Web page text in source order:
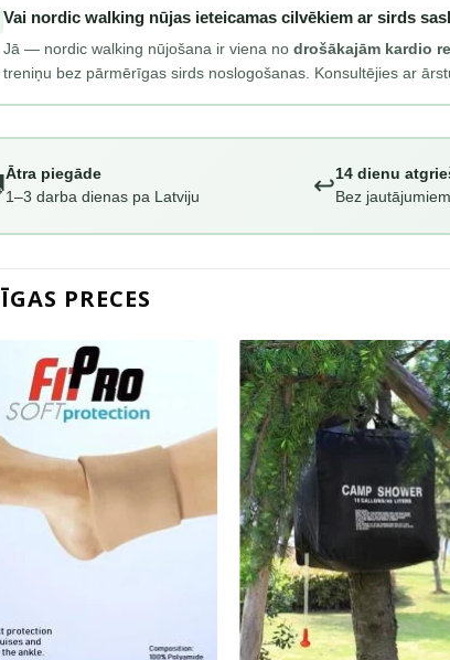
Vai nordic walking nūjas ieteicamas cilvēkiem ar sirds
Jā — nordic walking nūjošana ir viena no drošākajām kardio
treniņu bez pārmērīgas sirds noslogošanas. Konsultējies ar
Ātra piegāde
1–3 darba dienas pa Latviju
↩️14 dienu
Bez jautājumiem
PRECES